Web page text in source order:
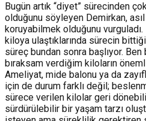
Bugün artık “diyet” sürecinden
olduğunu söyleyen Demirkan,
koruyabilmek olduğunu
kiloya ulaştıklarında sürecin
süreç bundan sonra başlıyor.
bıraksam verdiğim kiloların
Ameliyat, mide balonu ya da
için de durum farklı değil;
sürece verilen kilolar geri
sürdürülebilir bir yaşam tarzı